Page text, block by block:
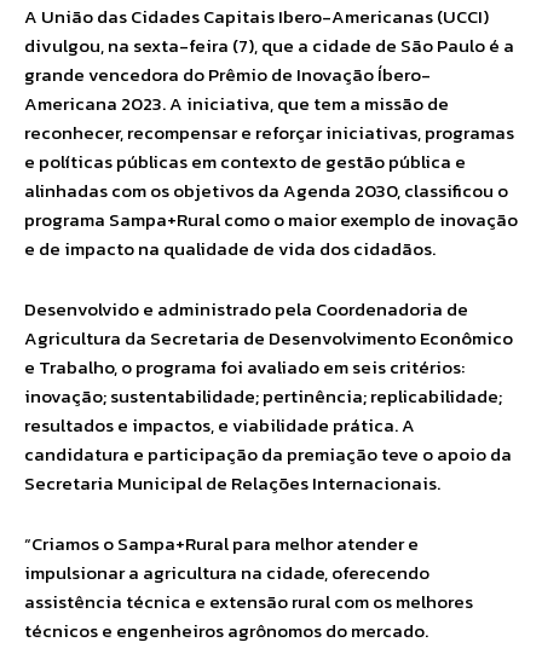
A União das Cidades Capitais Ibero-Americanas (UCCI)
divulgou, na sexta-feira (7), que a cidade de São Paulo é a
grande vencedora do Prêmio de Inovação Íbero-
Americana 2023. A iniciativa, que tem a missão de
reconhecer, recompensar e reforçar iniciativas, programas
e políticas públicas em contexto de gestão pública e
alinhadas com os objetivos da Agenda 2030, classificou o
programa Sampa+Rural como o maior exemplo de inovação
e de impacto na qualidade de vida dos cidadãos.
Desenvolvido e administrado pela Coordenadoria de
Agricultura da Secretaria de Desenvolvimento Econômico
e Trabalho, o programa foi avaliado em seis critérios:
inovação; sustentabilidade; pertinência; replicabilidade;
resultados e impactos, e viabilidade prática. A
candidatura e participação da premiação teve o apoio da
Secretaria Municipal de Relações Internacionais.
“Criamos o Sampa+Rural para melhor atender e
impulsionar a agricultura na cidade, oferecendo
assistência técnica e extensão rural com os melhores
técnicos e engenheiros agrônomos do mercado.